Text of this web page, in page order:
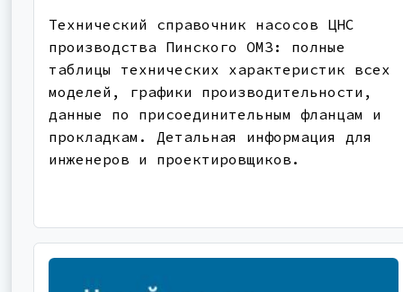
Технический справочник насосов ЦНС
производства Пинского ОМЗ: полные
таблицы технических характеристик всех
моделей, графики производительности,
данные по присоединительным фланцам и
прокладкам. Детальная информация для
инженеров и проектировщиков.